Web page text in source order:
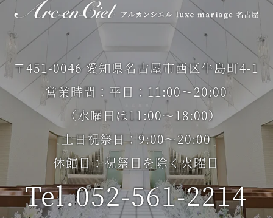
〒451-0046 愛知県名古屋市西区牛島町4-1
営業時間：平日：11:00～20:00
（水曜日は11:00～18:00）
土日祝祭日：9:00～20:00
休館日：祝祭日を除く火曜日
Tel.052-561-2214